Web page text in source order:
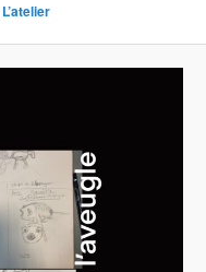
L’atelier